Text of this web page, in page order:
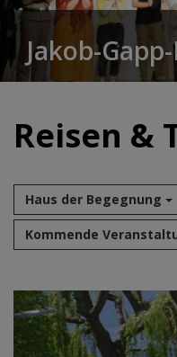
Jakob-
Reisen &
Haus der Begegnung
Kommende
Aug 2026
Sep 2026
Okt 2026